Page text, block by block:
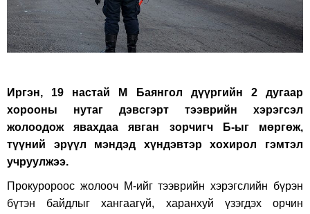
Иргэн, 19 настай М Баянгол дүүргийн 2 дугаар
хорооны нутаг дэвсгэрт тээврийн хэрэгсэл
жолоодож явахдаа явган зорчигч Б-ыг мөргөж,
түүний эрүүл мэндэд хүндэвтэр хохирол гэмтэл
учруулжээ.
Прокуророос жолооч М-ийг тээврийн хэрэгслийн бүрэн
бүтэн байдлыг хангаагүй, харанхуй үзэгдэх орчин